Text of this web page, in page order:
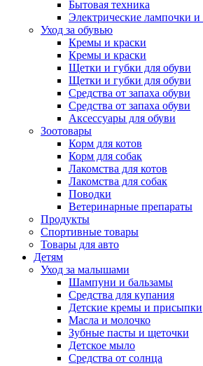
Бытовая техника
Электрические лампочки
Уход за обувью
Кремы и краски
Кремы и краски
Щетки и губки для обуви
Щетки и губки для обуви
Средства от запаха обуви
Средства от запаха обуви
Аксессуары для обуви
Зоотовары
Корм для котов
Корм для собак
Лакомства для котов
Лакомства для собак
Поводки
Ветеринарные препараты
Продукты
Спортивные товары
Товары для авто
Детям
Уход за малышами
Шампуни и бальзамы
Средства для купания
Детские кремы и присыпки
Масла и молочко
Зубные пасты и щеточки
Детское мыло
Средства от солнца